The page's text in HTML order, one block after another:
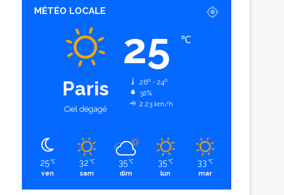
MÉTÉO LOCALE
Paris
Ciel dégagé
25 ℃
26º - 24º
32%
2.23 km/h
25 ℃
ven
32 ℃
sam
35 ℃
dim
35 ℃
lun
33 ℃
mar